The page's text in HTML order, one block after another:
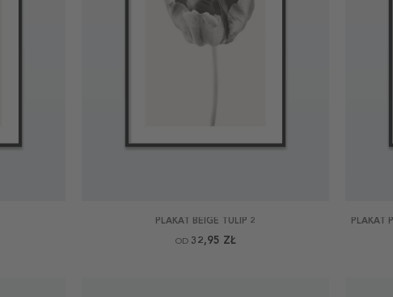
PLAKAT BEIGE TULIP 2
OD 32,95 ZŁ
PLAKAT